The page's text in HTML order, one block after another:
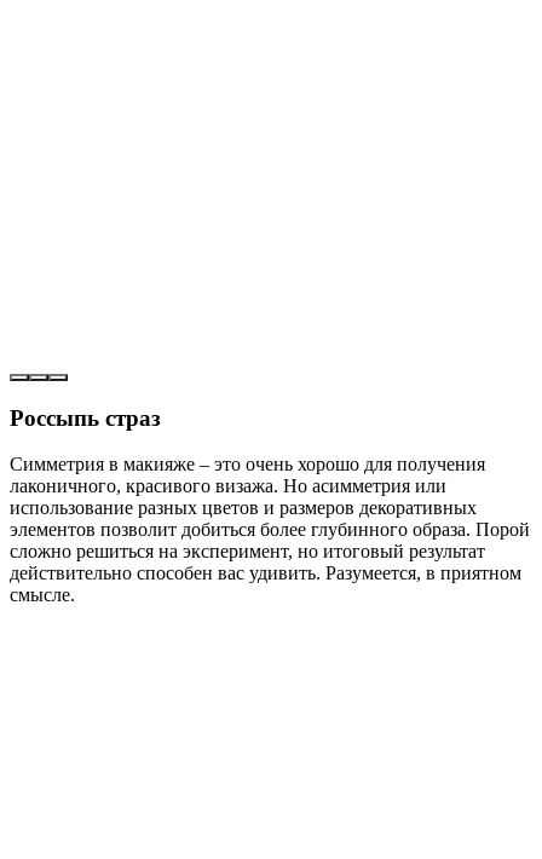
Россыпь страз
Симметрия в макияже – это очень хорошо для получения
лаконичного, красивого визажа. Но асимметрия или
использование разных цветов и размеров декоративных
элементов позволит добиться более глубинного образа. Порой
сложно решиться на эксперимент, но итоговый результат
действительно способен вас удивить. Разумеется, в приятном
смысле.